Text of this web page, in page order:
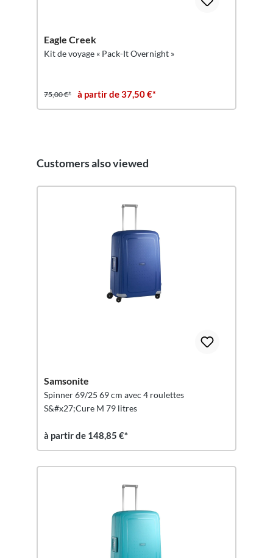
Eagle Creek
Kit de voyage « Pack-It Overnight »
75,00 €* à partir de 37,50 €*
Ignorer la galerie de produits
Customers also viewed
Samsonite
Spinner 69/25 69 cm avec 4 roulettes
S&#x27;Cure M 79 litres
à partir de 148,85 €*